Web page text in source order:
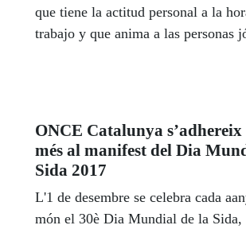
que tiene la actitud personal a la
trabajo y que anima a las personas
joven con discapacidad se enfrenta
maneras distintas a la búsqueda de
Pone en valor también el trabajo de
ONCE Catalunya
més al manifest del Dia
Sida 2017
L'1 de desembre se celebra cada
món el 30è Dia Mundial de la Sida,